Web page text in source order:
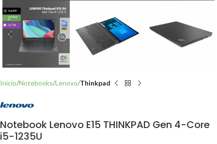
Inicio Notebooks Lenovo Thinkpad
Notebook Lenovo E15 THINKPAD Gen 4-Core
i5-1235U